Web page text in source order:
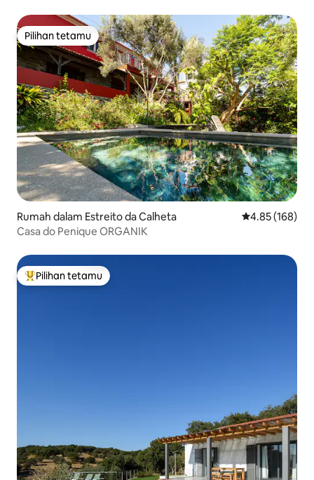
Pilihan tetamu
Pilihan tetamu
Rumah dalam Estreito da Calheta Penarafan
4.85 (168)
Casa do Penique ORGANIK
Pilihan utama tetamu
Pilihan tetamu